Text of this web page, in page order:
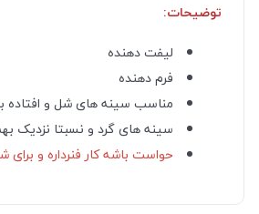
توضیحات:
لیفت دهنده
فرم دهنده
مناسب سینه های شل و افتاده
سینه های گرد و نسبتا نزدیک
حواست باشه کار فنرداره و برای شماییکه سایز